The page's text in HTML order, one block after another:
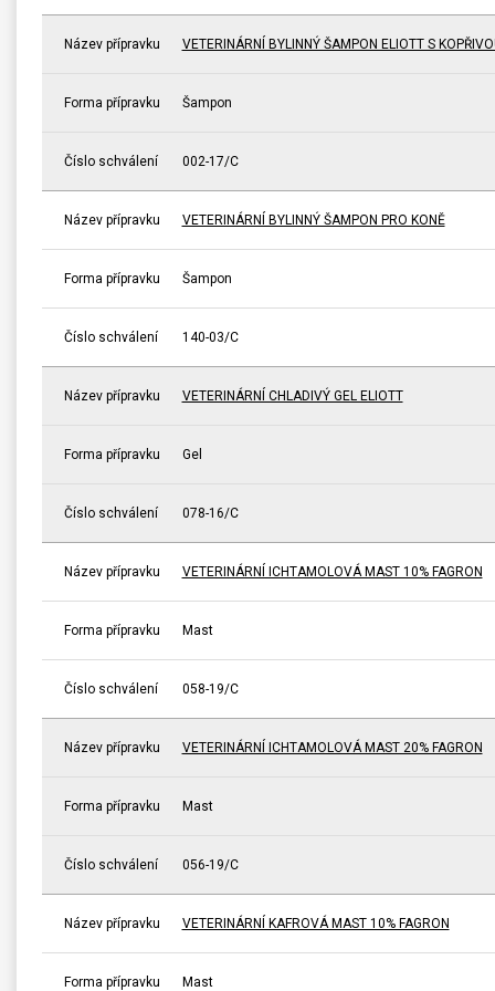
Název přípravku VETERINÁRNÍ BYLINNÝ ŠAMPON ELIOTT S
Forma přípravku Šampon
Číslo schválení 002-17/C
Název přípravku VETERINÁRNÍ BYLINNÝ ŠAMPON PRO KONĚ
Forma přípravku Šampon
Číslo schválení 140-03/C
Název přípravku VETERINÁRNÍ CHLADIVÝ GEL ELIOTT
Forma přípravku Gel
Číslo schválení 078-16/C
Název přípravku VETERINÁRNÍ ICHTAMOLOVÁ MAST 10% FAGRON
Forma přípravku Mast
Číslo schválení 058-19/C
Název přípravku VETERINÁRNÍ ICHTAMOLOVÁ MAST 20% FAGRON
Forma přípravku Mast
Číslo schválení 056-19/C
Název přípravku VETERINÁRNÍ KAFROVÁ MAST 10% FAGRON
Forma přípravku Mast